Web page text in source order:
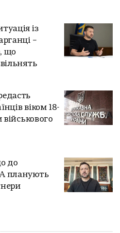
із
–
що
віком 18-
військового
до
планують